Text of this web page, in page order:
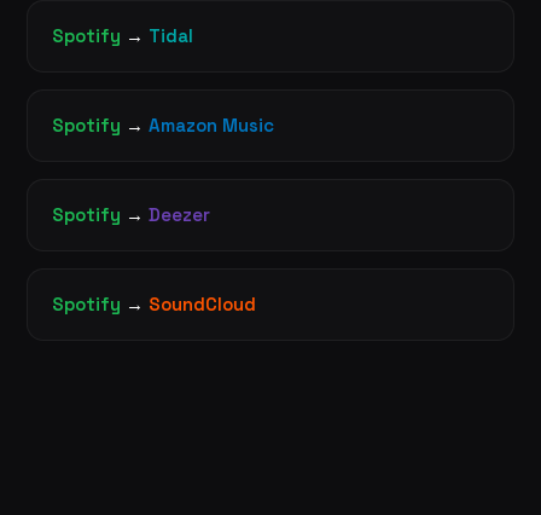
Spotify → Tidal
Spotify → Amazon Music
Spotify → Deezer
Spotify → SoundCloud